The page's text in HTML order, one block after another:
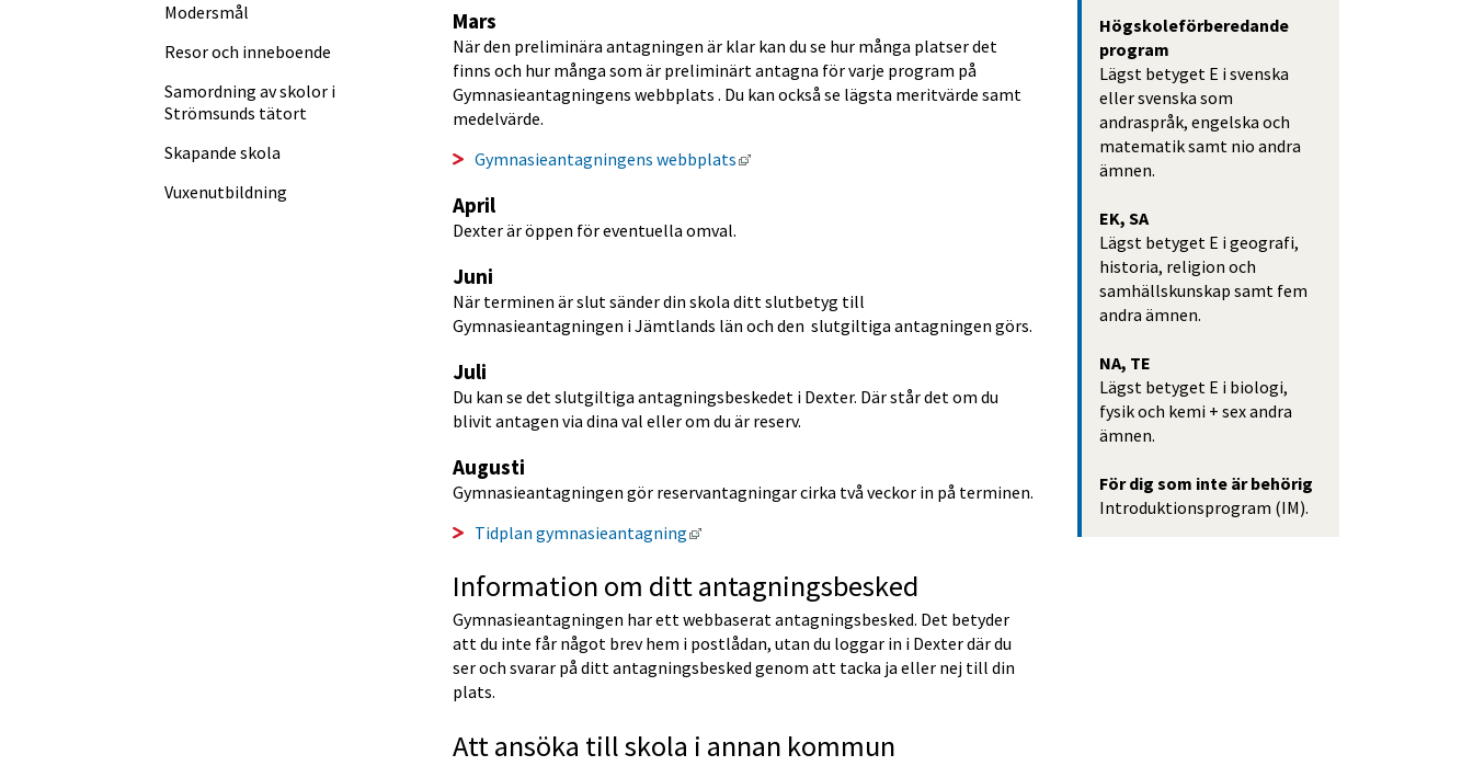
Mars
När den preliminära antagningen är klar kan du se hur många platser det
finns och hur många som är preliminärt antagna för varje program på
Gymnasieantagningens webbplats . Du kan också se lägsta meritvärde samt
medelvärde.
Gymnasieantagningens webbplats
Länk till annan webbplats, öppnas i nytt fönster.
April
Dexter är öppen för eventuella omval.
Juni
När terminen är slut sänder din skola ditt slutbetyg till
Gymnasieantagningen i Jämtlands län och den  slutgiltiga antagningen görs.
Juli
Du kan se det slutgiltiga antagningsbeskedet i Dexter. Där står det om du
blivit antagen via dina val eller om du är reserv.
Augusti
Gymnasieantagningen gör reservantagningar cirka två veckor in på terminen.
Tidplan gymnasieantagning
Länk till annan webbplats, öppnas i nytt fönster.
Information om ditt antagningsbesked
Gymnasieantagningen har ett webbaserat antagningsbesked. Det betyder
att du inte får något brev hem i postlådan, utan du loggar in i Dexter där du
ser och svarar på ditt antagningsbesked genom att tacka ja eller nej till din
plats.
Att ansöka till skola i annan kommun
Högskoleförberedande
program
Lägst betyget E i svenska
eller svenska som
andraspråk, engelska och
matematik samt nio andra
ämnen.
EK, SA
Lägst betyget E i geografi,
historia, religion och
samhällskunskap samt fem
andra ämnen.
NA, TE
Lägst betyget E i biologi,
fysik och kemi + sex andra
ämnen.
För dig som inte är behörig
Introduktionsprogram (IM).
Modersmål
Resor och inneboende
Samordning av skolor i
Strömsunds tätort
Skapande skola
Vuxen­utbildning